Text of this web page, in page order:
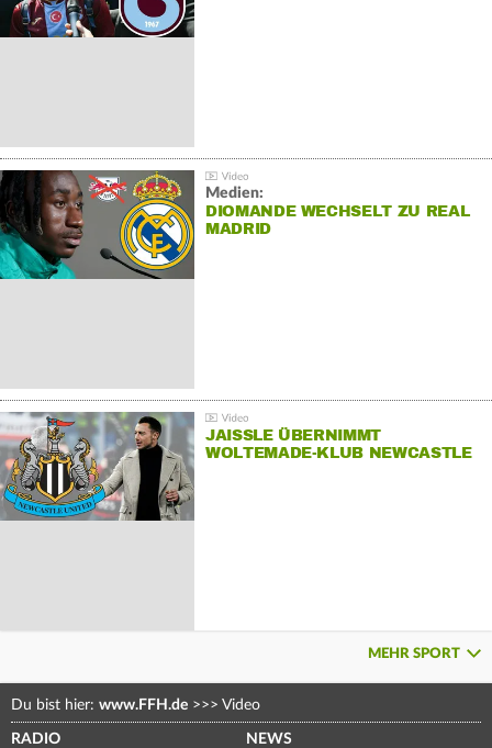
Medien:
DIOMANDE WECHSELT ZU REAL
MADRID
JAISSLE ÜBERNIMMT
WOLTEMADE-KLUB NEWCASTLE
MEHR SPORT
Du bist hier: www.FFH.de >>> Video
RADIO NEWS